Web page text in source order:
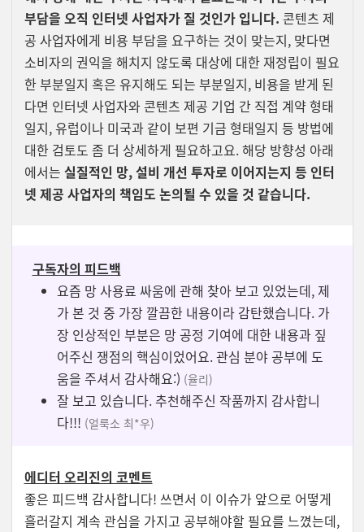
부담을 오직 인터넷 사업자가 질 것인가 입니다. 콘텐츠 제
공 사업자에게 비용 부담을 요구하는 것이 맞는지, 맞다면
소비자의 권익을 해치지 않도록 대상에 대한 재정립이 필요
한 부분일지 혹은 유지해도 되는 부분일지, 비용을 받게 된
다면 인터넷 사업자와 콘텐츠 제공 기업 간 직접 계약 형태
일지, 유럽이나 미국과 같이 보편 기금 형태일지 등 방법에
대한 검토도 좀 더 상세하게 필요하고요. 해당 방향성 아래
에서는 실질적인 망, 설비 개선 투자로 이어지는지 등 인터
넷 제공 사업자의 책임도 논의될 수 있을 것 같습니다.
구독자의 피드백
요즘 망 사용료 싸움에 관해 찾아 보고 있었는데, 제
가 본 것 중 가장 깔끔한 내용이라 감탄했습니다. 가
장 인상적인 부분은 망 공정 기여에 대한 내용과 짚
어주신 쟁점의 핵심이었어요.관심 분야 공부에 도
움을 주셔서 감사해요:) (율리)
잘 보고 있습니다. 추천해주신 작품까지 감사합니
다!!! (얼룩소 최*우)
에디터 오리진의 코멘트
좋은 피드백 감사합니다! 쓰면서 이 이슈가 앞으로 어떻게
흘러갈지 계속 관심을 가지고 공부해야할 필요를 느꼈는데,